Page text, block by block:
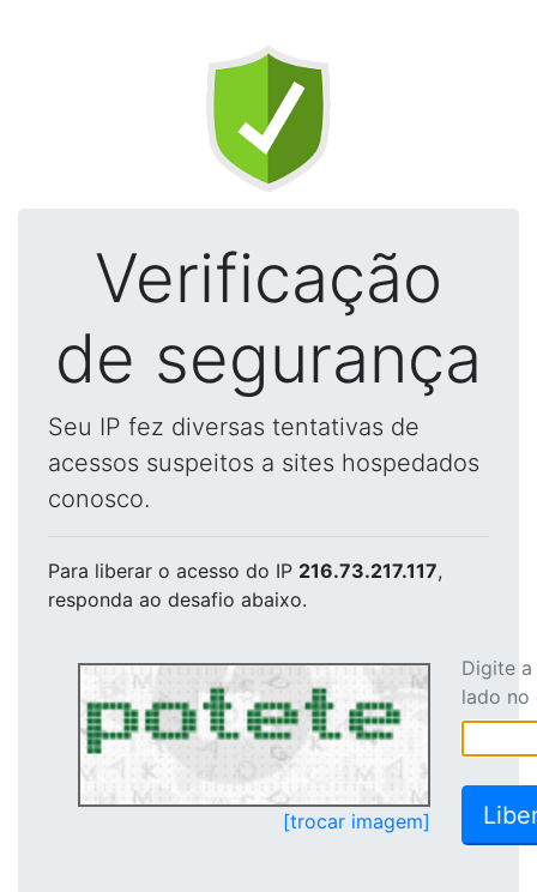
Verificação
de segurança
Seu IP fez diversas tentativas de
acessos suspeitos a sites hospedados
conosco.
Para liberar o acesso do IP 216.73.217.117,
responda ao desafio abaixo.
[trocar imagem]
Digite
lado no